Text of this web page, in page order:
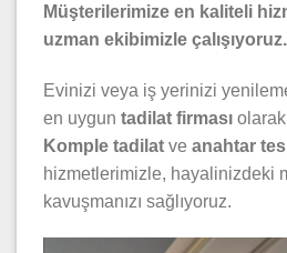
Müşterilerimize en kaliteli
uzman ekibimizle çalışıyoruz.
Evinizi veya iş yerinizi
en uygun tadilat firması olarak
Komple tadilat ve anahtar
hizmetlerimizle, hayalinizdeki
kavuşmanızı sağlıyoruz.